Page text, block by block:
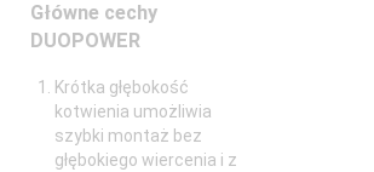
Główne cechy
DUOPOWER
Krótka głębokość
kotwienia umożliwia
szybki montaż bez
głębokiego wiercenia i z